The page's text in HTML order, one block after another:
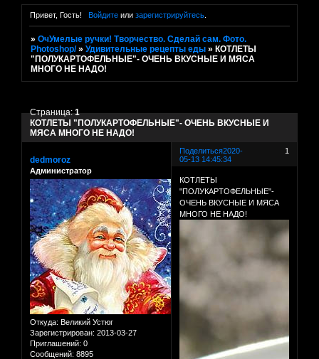
Привет, Гость! Войдитеили зарегистрируйтесь.
»ОчУмелые ручки! Творчество. Сделай сам. Фото.
Photoshop/ »Удивительные рецепты еды » КОТЛЕТЫ
"ПОЛУКАРТОФЕЛЬНЫЕ"- ОЧЕНЬ ВКУСНЫЕ И МЯСА
МНОГО НЕ НАДО!
КОТЛЕТЫ "ПОЛУКАРТОФЕЛЬНЫЕ"- ОЧЕНЬ ВКУСНЫЕ И
МЯСА МНОГО НЕ НАДО!
Страница:1
Поделиться 1
2020-
05-13 14:45:34
dedmoroz
Администратор
Откуда: Великий Устюг
Зарегистрирован: 2013-03-27
Приглашений: 0
Сообщений: 8895
КОТЛЕТЫ
"ПОЛУКАРТОФЕЛЬНЫЕ"-
ОЧЕНЬ ВКУСНЫЕ И МЯСА
МНОГО НЕ НАДО!